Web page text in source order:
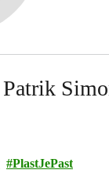
PlastJePast